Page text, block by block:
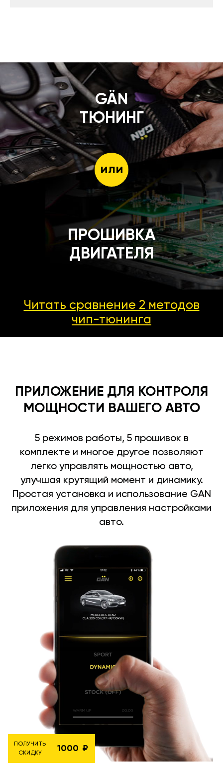
GÄN
ТЮНИНГ
или
ПРОШИВКА
ДВИГАТЕЛЯ
Читать сравнение 2 методов
чип-тюнинга
ПРИЛОЖЕНИЕ ДЛЯ КОНТРОЛЯ
МОЩНОСТИ ВАШЕГО АВТО
5 режимов работы, 5 прошивок в
комплекте и многое другое позволяют
легко управлять мощностью авто,
улучшая крутящий момент и динамику.
Простая установка и использование GAN
приложения для управления настройками
авто.
ПОЛУЧИТЬ
СКИДКУ
1000